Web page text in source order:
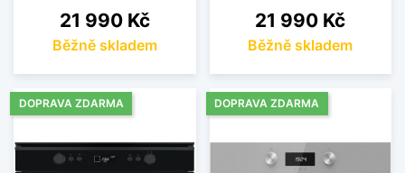
Cena
21 990 Kč
Běžně skladem
Cena
21 990 Kč
Běžně skladem
DOPRAVA ZDARMA DOPRAVA ZDARMA